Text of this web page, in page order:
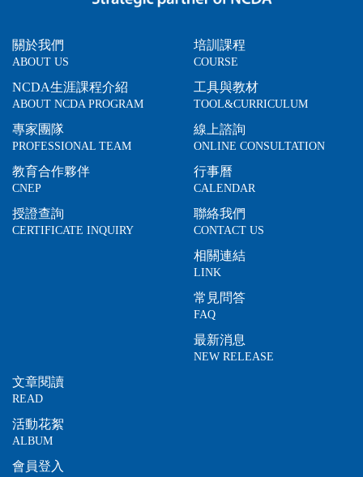
關於我們
ABOUT US
NCDA生涯課程介紹
ABOUT NCDA PROGRAM
專家團隊
PROFESSIONAL TEAM
教育合作夥伴
CNEP
授證查詢
CERTIFICATE INQUIRY
培訓課程
COURSE
工具與教材
TOOL&CURRICULUM
線上諮詢
ONLINE CONSULTATION
行事曆
CALENDAR
聯絡我們
CONTACT US
相關連結
LINK
常見問答
FAQ
最新消息
NEW RELEASE
文章閱讀
READ
活動花絮
ALBUM
會員登入